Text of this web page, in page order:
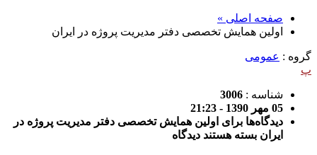
صفحه اصلی »
اولین همایش تخصصی دفتر مدیریت پروژه در ایران
گروه : عمومی
پ
شناسه : 3006
05 مهر 1390 - 21:23
دیدگاه‌ها برای اولین همایش تخصصی دفتر مدیریت پروژه در
ایران بسته هستند دیدگاه